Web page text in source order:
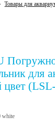
Товары для
для
цвет
white